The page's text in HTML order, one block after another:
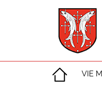
VIE